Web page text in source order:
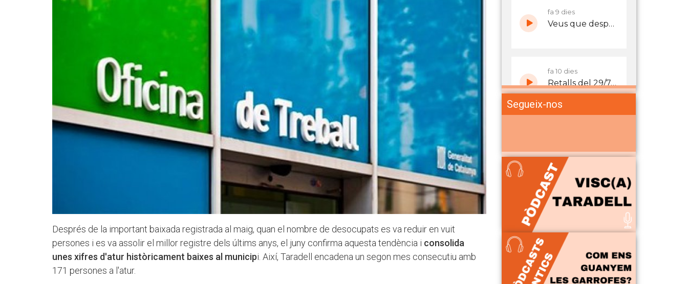
Després de la important baixada registrada al maig, quan el nombre de desocupats es va reduir en vuit
persones i es va assolir el millor registre dels últims anys, el juny confirma aquesta tendència i consolida
unes xifres d'atur històricament baixes al municipi. Així, Taradell encadena un segon mes consecutiu amb
171 persones a l'atur.
Segueix-nos